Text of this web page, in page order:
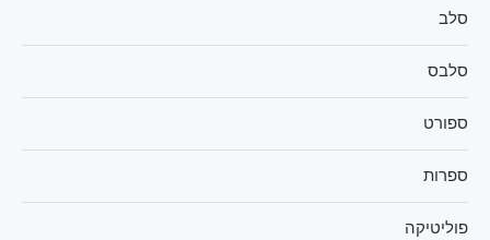
סלב
סלבס
ספורט
ספרות
פוליטיקה